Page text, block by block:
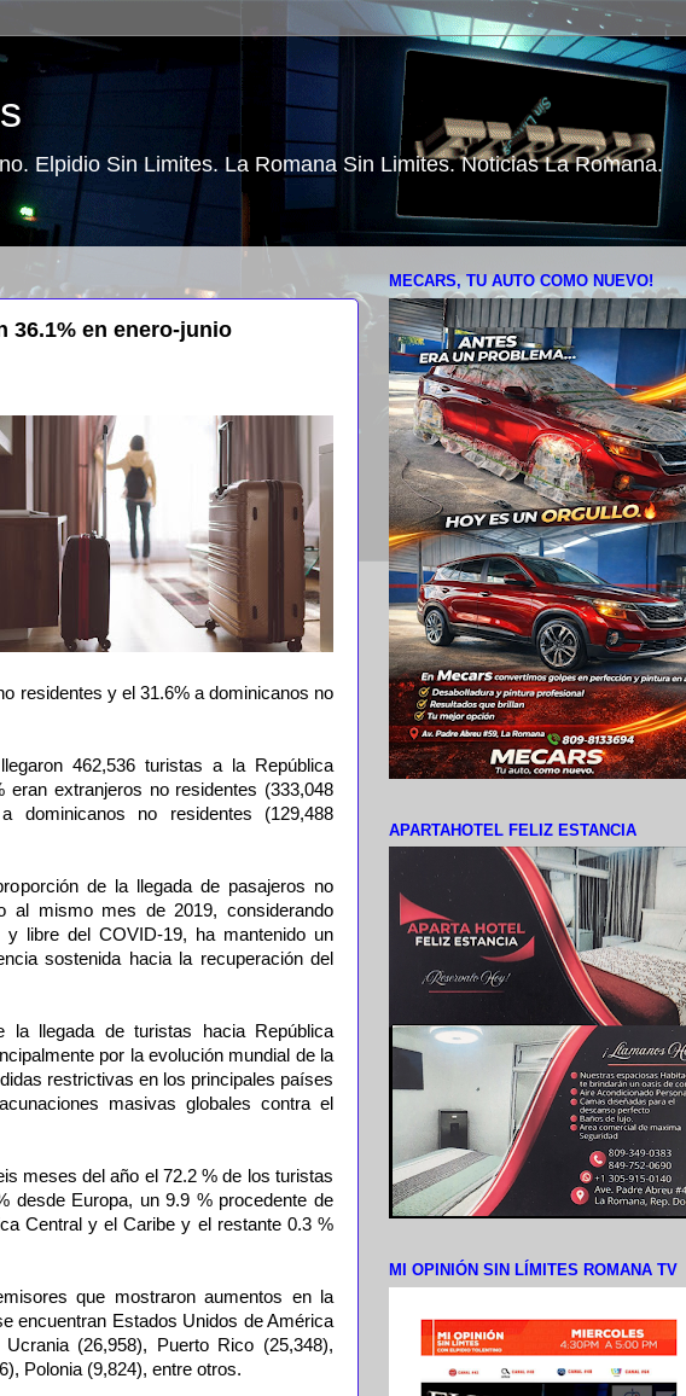
Elpidio Sin Limites. La Romana Sin Limites. Noticias La Romana.
36.1% en enero-junio
residentes y el 31.6% a dominicanos no
462,536 turistas a la República
extranjeros no residentes (333,048
no residentes (129,488
de la llegada de pasajeros no
al mismo mes de 2019, considerando
libre del COVID-19, ha mantenido un
sostenida hacia la recuperación del
la llegada de turistas hacia República
por la evolución mundial de la
restrictivas en los principales países
masivas globales contra el
meses del año el 72.2 % de los turistas
desde Europa, un 9.9 % procedente de
Central y el Caribe y el restante 0.3 %
que mostraron aumentos en la
encuentran Estados Unidos de América
(26,958), Puerto Rico (25,348),
Polonia (9,824), entre otros.
MECARS, TU AUTO COMO NUEVO!
APARTAHOTEL FELIZ ESTANCIA
MI OPINIÓN SIN LÍMITES ROMANA TV